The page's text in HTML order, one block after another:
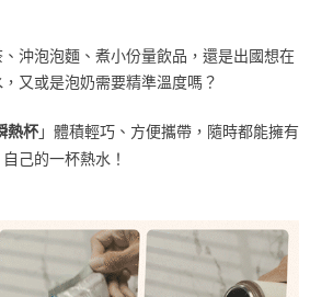
沖泡泡麵、煮小份量飲品，還是出國想在
又或是泡奶需要精準溫度嗎？
熱杯」體積輕巧、方便攜帶，隨時都能擁有
自己的一杯熱水！